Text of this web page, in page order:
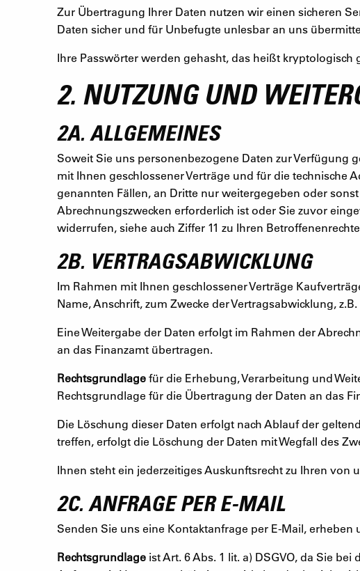
Zur Übertragung Ihrer Daten nutzen wir einen sicheren
Daten sicher und für Unbefugte unlesbar an uns
Ihre Passwörter werden gehasht, das heißt
2. NUTZUNG UND
2A. ALLGEMEINES
Soweit Sie uns personenbezogene Daten zur
mit Ihnen geschlossener Verträge und für die
genannten Fällen, an Dritte nur weitergegeben oder
Abrechnungszwecken erforderlich ist oder Sie zuvor
widerrufen, siehe auch Ziffer 11 zu Ihren
2B. VERTRAGSABWICKLUNG
Im Rahmen mit Ihnen geschlossener Verträge
Name, Anschrift, zum Zwecke der Vertragsabwicklung,
Eine Weitergabe der Daten erfolgt im Rahmen der
an das Finanzamt übertragen.
Rechtsgrundlagefür die Erhebung, Verarbeitung und
Rechtsgrundlage für die Übertragung der Daten an das
Die Löschung dieser Daten erfolgt nach Ablauf der
treffen, erfolgt die Löschung der Daten mit Wegfall des
Ihnen steht ein jederzeitiges Auskunftsrecht zu Ihren von
2C. ANFRAGE PER E-MAIL
Senden Sie uns eine Kontaktanfrage per E-Mail,
Rechtsgrundlage ist Art. 6 Abs. 1 lit. a) DSGVO, da Sie